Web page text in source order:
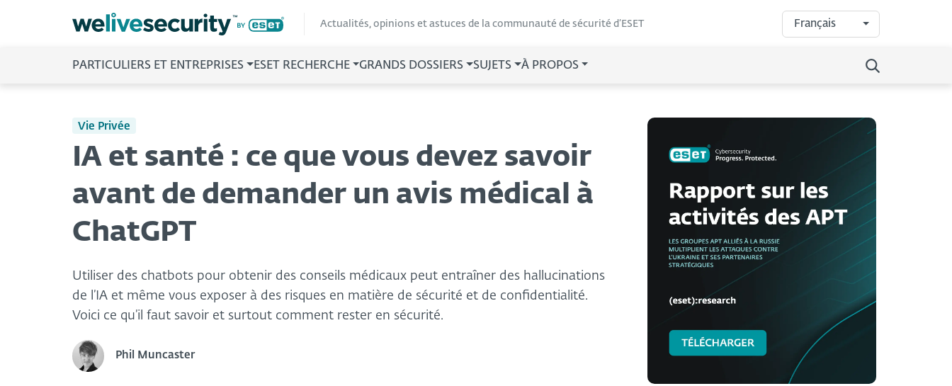
Actualités, opinions et astuces de la communauté de sécurité d’ESET Français
PARTICULIERS ET ENTREPRISES ESET RECHERCHE GRANDS DOSSIERS SUJETS À PROPOS
Vie Privée
IA et santé : ce que vous devez savoir
avant de demander un avis médical à
ChatGPT
Utiliser des chatbots pour obtenir des conseils médicaux peut entraîner des hallucinations
de l’IA et même vous exposer à des risques en matière de sécurité et de confidentialité.
Voici ce qu’il faut savoir et surtout comment rester en sécurité.
Phil Muncaster